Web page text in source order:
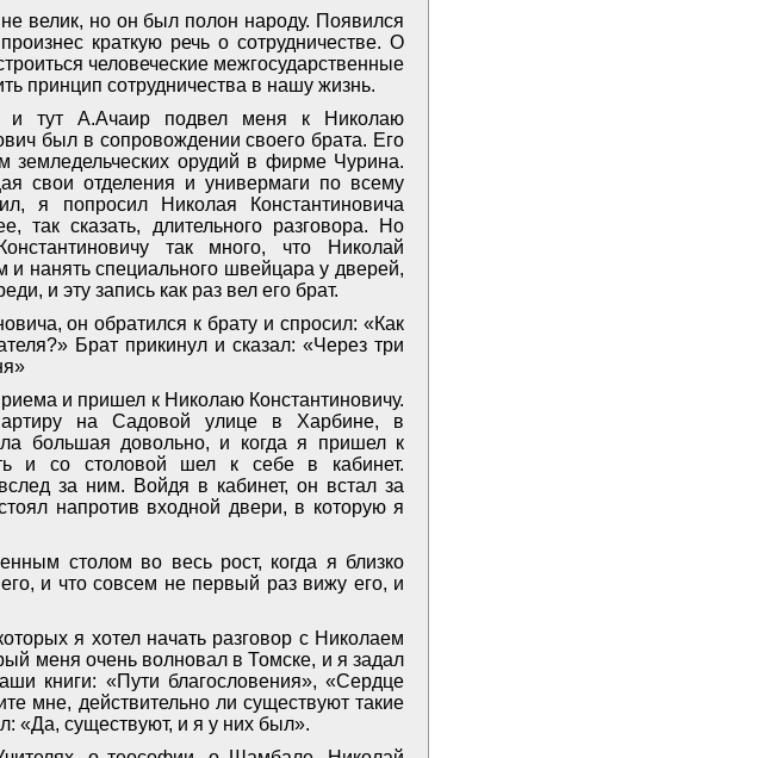
велик, но он был полон народу. Появился
краткую речь о сотрудничестве. О
человеческие межгосударственные
принцип сотрудничества в нашу жизнь.
и тут А.Ачаир подвел меня к Николаю
был в сопровождении своего брата. Его
орудий в фирме Чурина.
свои отделения и универмаги по всему
я попросил Николая Константиновича
так сказать, длительного разговора. Но
так много, что Николай
и нанять специального швейцара у дверей,
и эту запись как раз вел его брат.
он обратился к брату и спросил: «Как
Брат прикинул и сказал: «Через три
и пришел к Николаю Константиновичу.
на Садовой улице в Харбине, в
большая довольно, и когда я пришел к
и со столовой шел к себе в кабинет.
за ним. Войдя в кабинет, он встал за
напротив входной двери, в которую я
столом во весь рост, когда я близко
и что совсем не первый раз вижу его, и
я хотел начать разговор с Николаем
меня очень волновал в Томске, и я задал
книги: «Пути благословения», «Сердце
мне, действительно ли существуют такие
«Да, существуют, и я у них был».